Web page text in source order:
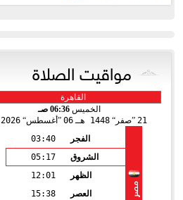
مواقيت الصلاة
الخميس06:36 صـ
21 صفر 1448 هـ 06 أغسطس 2026 م
مصر
الفجر
03:40
الشروق
05:17
الظهر
12:01
العصر
15:38